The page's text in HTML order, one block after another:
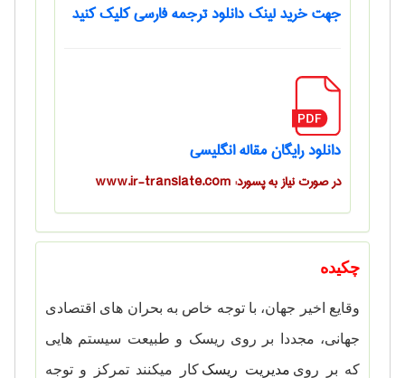
جهت خرید لینک دانلود ترجمه فارسی کلیک کنید
دانلود رایگان مقاله انگلیسی
در صورت نیاز به پسورد: www.ir-translate.com
چکیده
وقایع اخیر جهان، با توجه خاص به بحران­ های اقتصادی
جهانی، مجددا بر روی ریسک و طبیعت سیستم­ هایی
که بر رویمدیریت ریسککار می­کنند تمرکز و توجه